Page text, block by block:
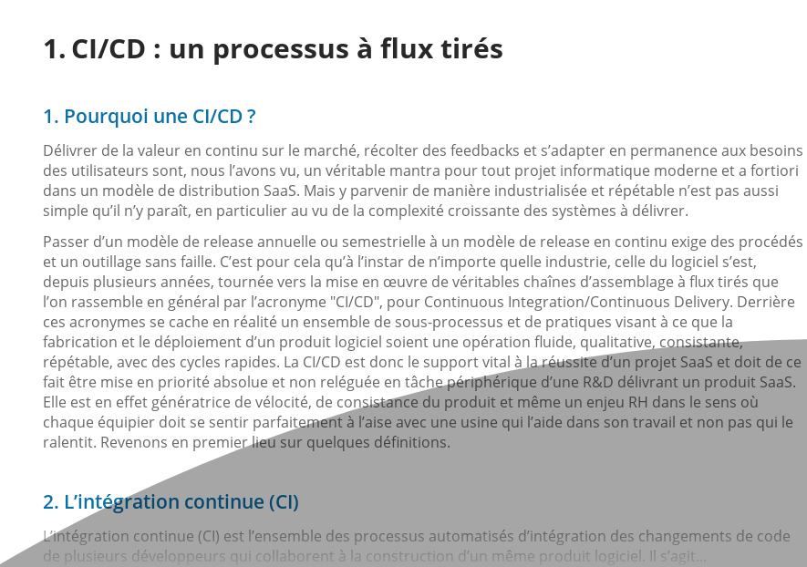
CI/CD : un processus à flux tirés
1. Pourquoi une CI/CD ?
Délivrer de la valeur en continu sur le marché, récolter des feedbacks et s’adapter en permanence aux besoins
des utilisateurs sont, nous l’avons vu, un véritable mantra pour tout projet informatique moderne et a fortiori
dans un modèle de distribution SaaS. Mais y parvenir de manière industrialisée et répétable n’est pas aussi
simple qu’il n’y paraît, en particulier au vu de la complexité croissante des systèmes à délivrer.
Passer d’un modèle de release annuelle ou semestrielle à un modèle de release en continu exige des procédés
et un outillage sans faille. C’est pour cela qu’à l’instar de n’importe quelle industrie, celle du logiciel s’est,
depuis plusieurs années, tournée vers la mise en œuvre de véritables chaînes d’assemblage à flux tirés que
l’on rassemble en général par l’acronyme "CI/CD", pour Continuous Integration/Continuous Delivery. Derrière
ces acronymes se cache en réalité un ensemble de sous-processus et de pratiques visant à ce que la
fabrication et le déploiement d’un produit logiciel soient une opération fluide, qualitative, consistante,
répétable, avec des cycles rapides. La CI/CD est donc le support vital à la réussite d’un projet SaaS et doit de ce
fait être mise en priorité absolue et non reléguée en tâche périphérique d’une R&D délivrant un produit SaaS.
Elle est en effet génératrice de vélocité, de consistance du produit et même un enjeu RH dans le sens où
chaque équipier doit se sentir parfaitement à l’aise avec une usine qui l’aide dans son travail et non pas qui le
ralentit. Revenons en premier lieu sur quelques définitions.
2. L’intégration continue (CI)
L’intégration continue (CI) est l’ensemble des processus automatisés d’intégration des changements de code
de plusieurs développeurs qui collaborent à la construction d’un même produit logiciel. Il s’agit...